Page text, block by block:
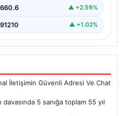
▲ +2.59%
▲ +1.02%
İletişimin Güvenli Adresi Ve Chat
davasında 5 sanığa toplam 55 yıl